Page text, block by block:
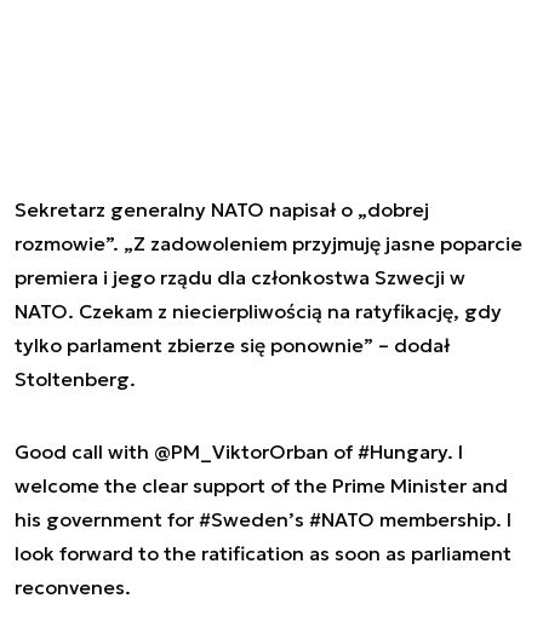
Sekretarz generalny NATO napisał o „dobrej
rozmowie”. „Z zadowoleniem przyjmuję jasne poparcie
premiera i jego rządu dla członkostwa Szwecji w
NATO. Czekam z niecierpliwością na ratyfikację, gdy
tylko parlament zbierze się ponownie” – dodał
Stoltenberg.
Good call with @PM_ViktorOrban of #Hungary. I
welcome the clear support of the Prime Minister and
his government for #Sweden’s #NATO membership. I
look forward to the ratification as soon as parliament
reconvenes.